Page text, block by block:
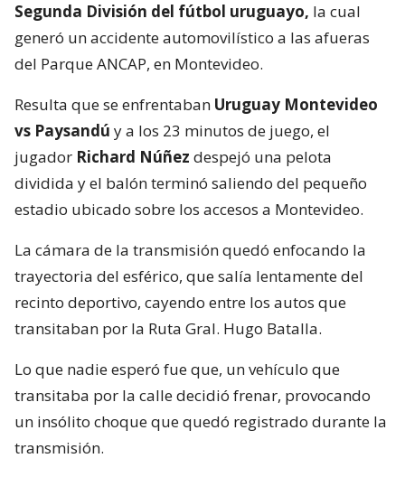
Segunda División del fútbol uruguayo, la cual
generó un accidente automovilístico a las afueras
del Parque ANCAP, en Montevideo.
Resulta que se enfrentaban Uruguay Montevideo
vs Paysandú y a los 23 minutos de juego, el
jugador Richard Núñez despejó una pelota
dividida y el balón terminó saliendo del pequeño
estadio ubicado sobre los accesos a Montevideo.
La cámara de la transmisión quedó enfocando la
trayectoria del esférico, que salía lentamente del
recinto deportivo, cayendo entre los autos que
transitaban por la Ruta Gral. Hugo Batalla.
Lo que nadie esperó fue que, un vehículo que
transitaba por la calle decidió frenar, provocando
un insólito choque que quedó registrado durante la
transmisión.